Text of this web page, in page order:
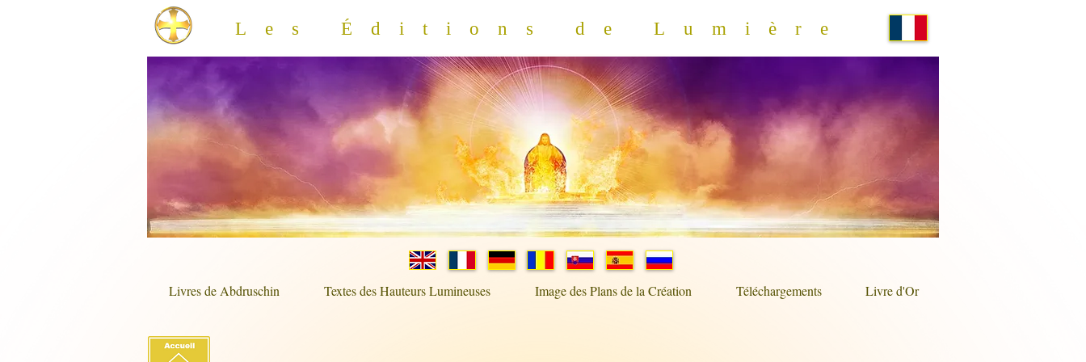
Les Éditions de Lumière
Livres de Abdruschin Textes des Hauteurs Lumineuses Image des Plans de la Création Téléchargements Livre d'Or